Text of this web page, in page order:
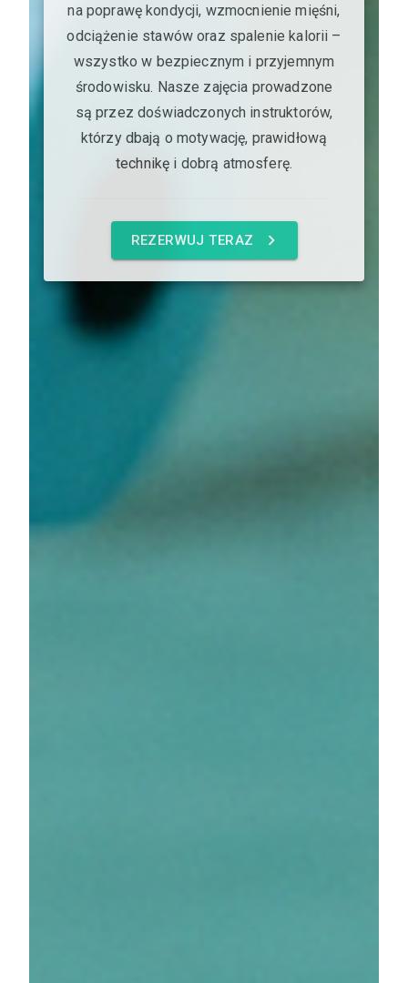
na poprawę kondycji, wzmocnienie mięśni,
odciążenie stawów oraz spalenie kalorii –
wszystko w bezpiecznym i przyjemnym
środowisku. Nasze zajęcia prowadzone
są przez doświadczonych instruktorów,
którzy dbają o motywację, prawidłową
technikę i dobrą atmosferę.
REZERWUJ TERAZ